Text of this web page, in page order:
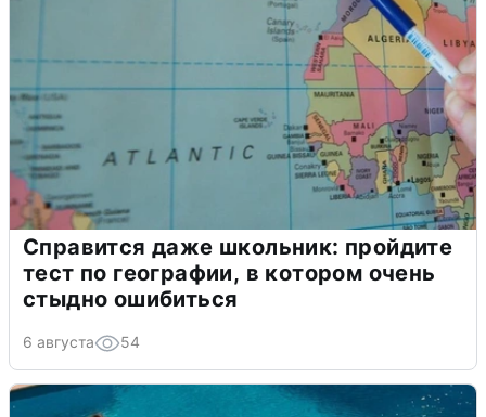
Справится даже школьник: пройдите
тест по географии, в котором очень
стыдно ошибиться
6 августа 54